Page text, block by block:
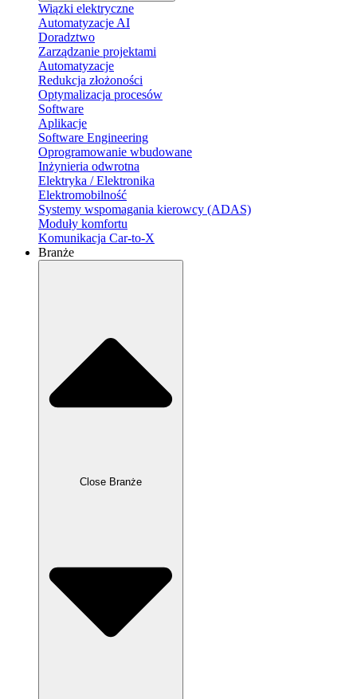
Wiązki elektryczne
Automatyzacje AI
Doradztwo
Zarządzanie projektami
Automatyzacje
Redukcja złożoności
Optymalizacja procesów
Software
Aplikacje
Software Engineering
Oprogramowanie wbudowane
Inżynieria odwrotna
Elektryka / Elektronika
Elektromobilność
Systemy wspomagania kierowcy (ADAS)
Moduły komfortu
Komunikacja Car-to-X
Branże
Close Branże